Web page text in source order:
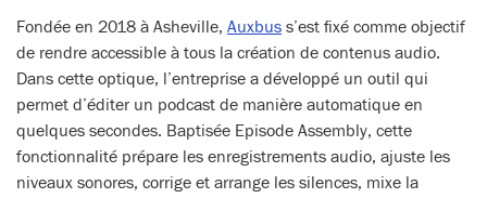
Fondée en 2018 à Asheville, Auxbus s’est fixé comme objectif
de rendre accessible à tous la création de contenus audio.
Dans cette optique, l’entreprise a développé un outil qui
permet d’éditer un podcast de manière automatique en
quelques secondes. Baptisée Episode Assembly, cette
fonctionnalité prépare les enregistrements audio, ajuste les
niveaux sonores, corrige et arrange les silences, mixe la